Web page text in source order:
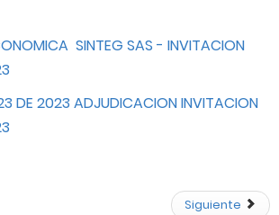
SINTEG SAS - INVITACION
DE 2023 ADJUDICACION INVITACION
Siguiente